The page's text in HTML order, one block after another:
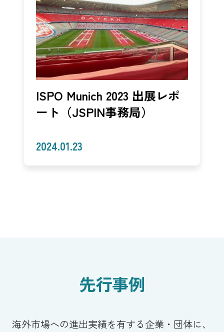
ISPO Munich 2023 出展レポ
ート（JSPIN事務局）
2024.01.23
先行事例
海外市場への進出実績を有する企業・団体に、